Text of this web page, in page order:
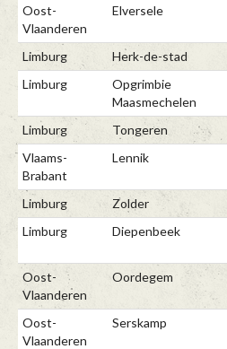
Oost-
Vlaanderen
Elversele
Limburg Herk-de-stad
Limburg
Opgrimbie
Maasmechelen
Limburg Tongeren
Vlaams-
Brabant
Lennik
Limburg Zolder
Limburg
Diepenbeek
Oost-
Vlaanderen
Oordegem
Oost-
Vlaanderen
Serskamp